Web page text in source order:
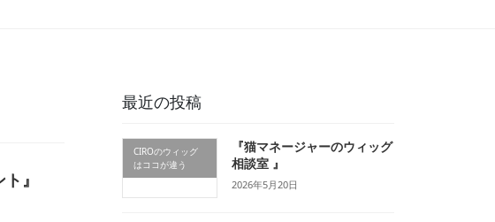
』
最近の投稿
CIROのウィッグ
はココが違う
『猫マネージャーのウィッグ
相談室 』
2026年5月20日